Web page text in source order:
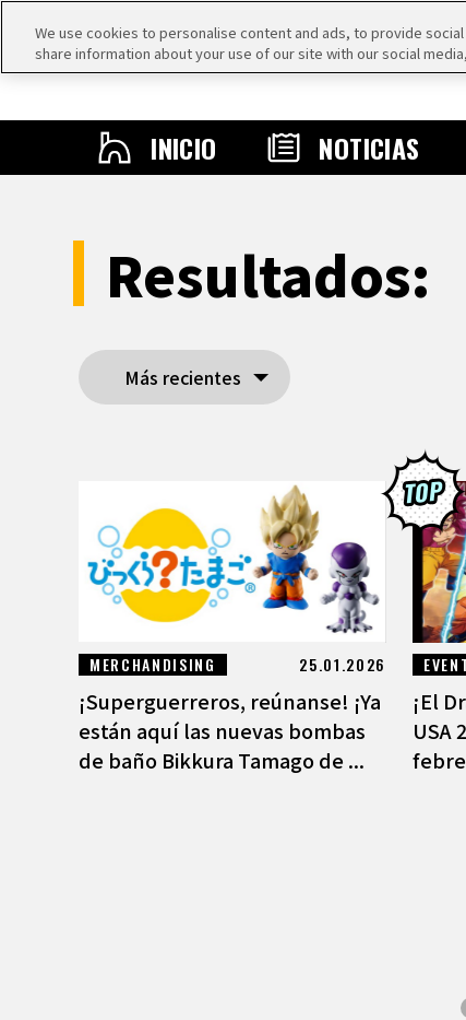
INICIO NOTICIAS
Resultados:
Más recientes
MERCHANDISING 25.01.2026
¡Superguerreros, reúnanse! ¡Ya
están aquí las nuevas bombas
de baño Bikkura Tamago de ...
¡El
USA
We use cookies to personalise content and ads, to provide
share information about your use of our site with our social